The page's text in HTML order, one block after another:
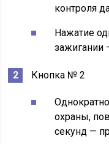
контроля
Нажатие
зажигании
Кнопка № 2
охраны,
секунд —